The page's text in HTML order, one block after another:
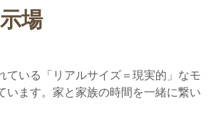
場
ている「リアルサイズ＝現実的」なモ
います。家と家族の時間を一緒に繋い